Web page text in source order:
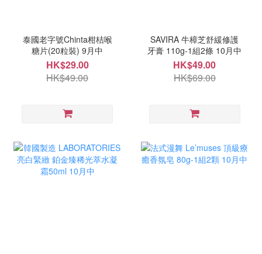
泰國老字號Chinta柑桔喉
糖片(20粒裝) 9月中
HK$29.00
HK$49.00
SAVIRA 牛樟芝舒緩修護
牙膏 110g-1組2條 10月中
HK$49.00
HK$69.00